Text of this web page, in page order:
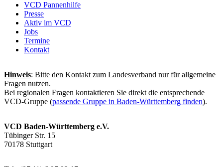
VCD Pannenhilfe
Presse
Aktiv im VCD
Jobs
Termine
Kontakt
Hinweis: Bitte den Kontakt zum Landesverband nur für allgemeine
Fragen nutzen.
Bei regionalen Fragen kontaktieren Sie direkt die entsprechende
VCD-Gruppe (passende Gruppe in Baden-Württemberg finden).
VCD Baden-Württemberg e.V.
Tübinger Str. 15
70178 Stuttgart